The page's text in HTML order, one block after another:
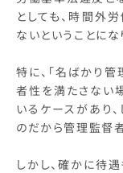
としても、時間外
ないということになり
特に、「名ばかり
者性を満たさない
いるケースがあり
のだから管理監督
しかし、確かに待